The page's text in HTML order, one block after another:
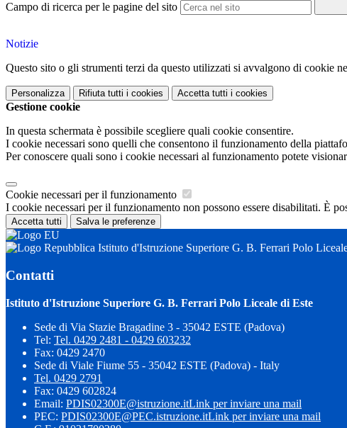
Campo di ricerca per le pagine del sito
Notizie
Questo sito o gli strumenti terzi da questo utilizzati si avvalgono di cookie
Personalizza Rifiuta tutti i cookies Accetta tutti i cookies
Gestione cookie
In questa schermata è possibile scegliere quali cookie consentire.
I cookie necessari sono quelli che consentono il funzionamento della
Per conoscere quali sono i cookie necessari al funzionamento potete
Cookie necessari per il funzionamento
I cookie necessari per il funzionamento non possono essere disabilitati. È
Accetta tutti Salva le preferenze
Istituto d'Istruzione Superiore G. B. Ferrari Polo
Contatti
Istituto d'Istruzione Superiore G. B. Ferrari Polo Liceale di Este
Sede di Via Stazie Bragadine 3 - 35042 ESTE (Padova)
Tel: Tel. 0429 2481 - 0429 603232
Fax: 0429 2470
Sede di Viale Fiume 55 - 35042 ESTE (Padova) - Italy
Tel. 0429 2791
Fax: 0429 602824
Email: PDIS02300E@istruzione.itLink per inviare una mail
PEC: PDIS02300E@PEC.istruzione.itLink per inviare una mail